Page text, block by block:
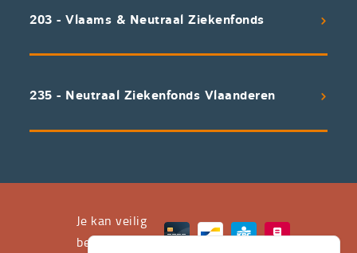
voorwaarden
uitstekend
waarvan
203 - Vlaams & Neutraal Ziekenfonds
235 - Neutraal Ziekenfonds Vlaanderen
Je kan veilig
betalen met